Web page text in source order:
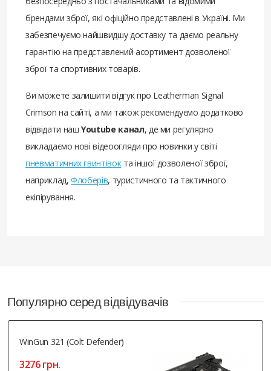
брендами зброї, які офіційно представлені в Україні. Ми
забезпечуємо найшвидшу доставку та даємо реальну
гарантію на представлений асортимент дозволеної
зброї та спортивних товарів.
Ви можете залишити відгук про Leatherman Signal
Crimson на сайті, а ми також рекомендуємо додатково
відвідати нашYoutube канал, де ми регулярно
викладаємо нові відеоогляди про новинки у світі
пневматичних гвинтівокта іншої дозволеної зброї,
наприклад,Флоберів, туристичного та тактичного
екіпірування.
Популярно серед відвідувачів
WinGun 321 (Colt Defender)
3276 грн.